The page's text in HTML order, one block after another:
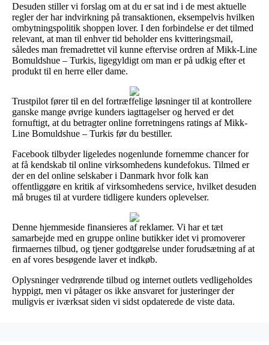
Desuden stiller vi forslag om at du er sat ind i de mest aktuelle
regler der har indvirkning på transaktionen, eksempelvis hvilken
ombytningspolitik shoppen lover. I den forbindelse er det tilmed
relevant, at man til enhver tid beholder ens kvitteringsmail,
således man fremadrettet vil kunne eftervise ordren af Mikk-Line
Bomuldshue – Turkis, ligegyldigt om man er på udkig efter et
produkt til en herre eller dame.
Trustpilot fører til en del fortræffelige løsninger til at kontrollere
ganske mange øvrige kunders iagttagelser og herved er det
fornuftigt, at du betragter online forretningens ratings af Mikk-
Line Bomuldshue – Turkis før du bestiller.
Facebook tilbyder ligeledes nogenlunde fornemme chancer for
at få kendskab til online virksomhedens kundefokus. Tilmed er
der en del online selskaber i Danmark hvor folk kan
offentliggøre en kritik af virksomhedens service, hvilket desuden
må bruges til at vurdere tidligere kunders oplevelser.
Denne hjemmeside finansieres af reklamer. Vi har et tæt
samarbejde med en gruppe online butikker idet vi promoverer
firmaernes tilbud, og tjener godtgørelse under forudsætning af at
en af vores besøgende laver et indkøb.
Oplysninger vedrørende tilbud og internet outlets vedligeholdes
hyppigt, men vi påtager os ikke ansvaret for justeringer der
muligvis er iværksat siden vi sidst opdaterede de viste data.